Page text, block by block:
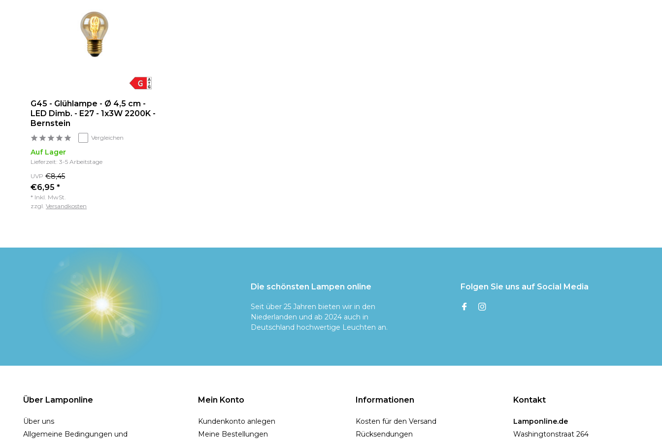
G45 - Glühlampe - Ø 4,5 cm -
LED Dimb. - E27 - 1x3W 2200K -
Bernstein
Vergleichen
Auf Lager
Lieferzeit: 3-5 Arbeitstage
UVP €8,45
€6,95 *
* Inkl. MwSt.
zzgl. Versandkosten
Die schönsten Lampen online
Seit über 25 Jahren bieten wir in den
Niederlanden und ab 2024 auch in
Deutschland hochwertige Leuchten an.
Folgen Sie uns auf Social Media
Über Lamponline
Über uns
Allgemeine Bedingungen und
Mein Konto
Kundenkonto anlegen
Meine Bestellungen
Informationen
Kosten für den Versand
Rücksendungen
Kontakt
Lamponline.de
Washingtonstraat 264